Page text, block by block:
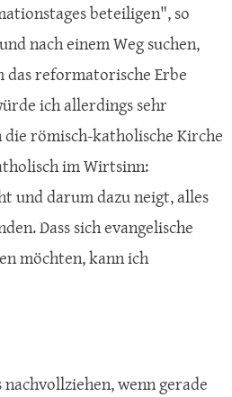
beteiligen", so
nach einem Weg suchen,
das reformatorische Erbe
ich allerdings sehr
römisch-katholische Kirche
im Wirtsinn:
und darum dazu neigt, alles
Dass sich evangelische
möchten, kann ich
wenn gerade